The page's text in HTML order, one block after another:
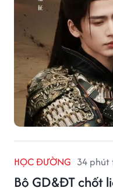
HỌC ĐƯỜNG 34
Bộ GD&ĐT chốt